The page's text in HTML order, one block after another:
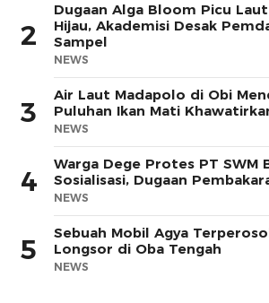
2
Dugaan Alga Bloom Picu
Hijau, Akademisi Desak
Sampel
NEWS
3
Air Laut Madapolo di Obi
Puluhan Ikan Mati
NEWS
4
Warga Dege Protes PT SWM
Sosialisasi, Dugaan
NEWS
5
Sebuah Mobil Agya
Longsor di Oba Tengah
NEWS